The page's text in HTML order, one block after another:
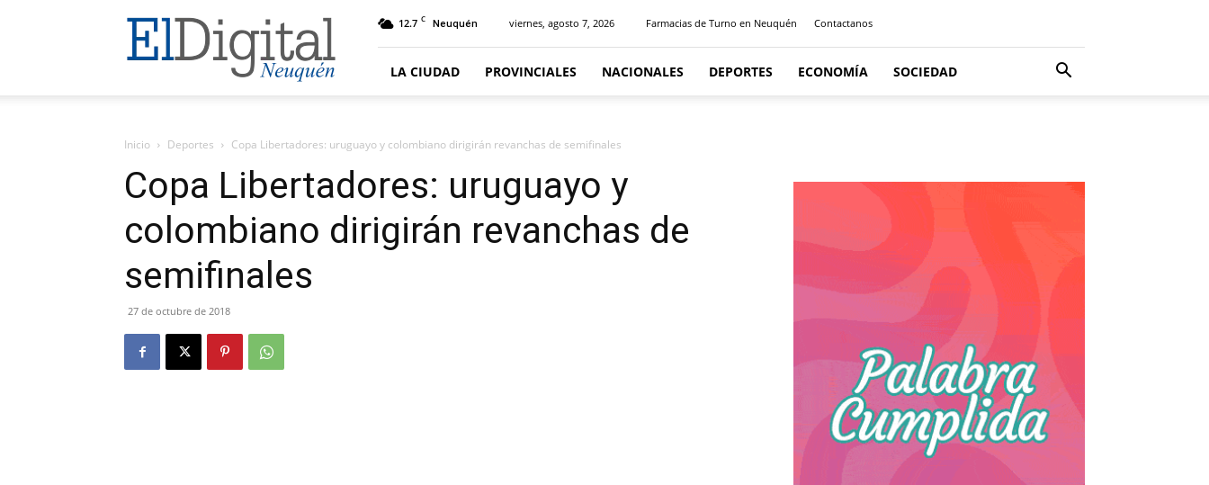
El
Digital
Neuquen
12.7 C Neuquén viernes, agosto 7, 2026 Farmacias de Turno en Neuquén Contactanos
LA CIUDAD PROVINCIALES NACIONALES DEPORTES ECONOMÍA SOCIEDAD
Inicio Deportes Copa Libertadores: uruguayo y colombiano dirigirán revanchas de semifinales
Copa Libertadores: uruguayo y
colombiano dirigirán revanchas de
semifinales
27 de octubre de 2018